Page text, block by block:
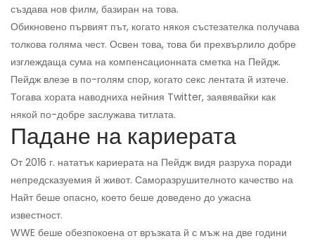
създава нов филм, базиран на това.
Обикновено първият път, когато някоя състезателка получава
толкова голяма чест. Освен това, това би прехвърлило добре
изглеждаща сума на компенсационната сметка на Пейдж.
Пейдж влезе в по-голям спор, когато секс лентата й изтече.
Тогава хората наводниха нейния Twitter, заявявайки как
някой по-добре заслужава титлата.
Падане на кариерата
От 2016 г. нататък кариерата на Пейдж видя разруха поради
непредсказуемия й живот. Саморазрушителното качество на
Найт беше опасно, което беше доведено до ужасна
известност.
WWE беше обезпокоена от връзката й с мъж на две години